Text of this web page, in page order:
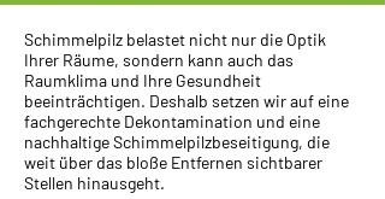
Schimmelpilz belastet nicht nur die Optik
Ihrer Räume, sondern kann auch das
Raumklima und Ihre Gesundheit
beeinträchtigen. Deshalb setzen wir auf eine
fachgerechte Dekontamination und eine
nachhaltige Schimmelpilzbeseitigung, die
weit über das bloße Entfernen sichtbarer
Stellen hinausgeht.